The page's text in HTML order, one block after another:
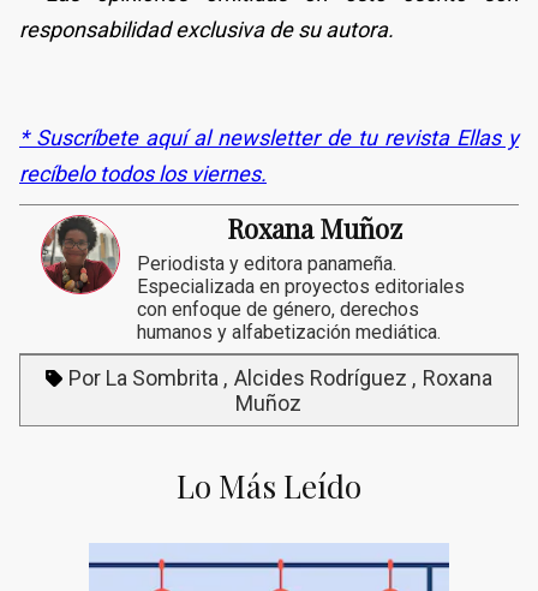
responsabilidad exclusiva de su autora.
* Suscríbete aquí al newsletter de tu revista Ellas y
recíbelo todos los viernes.
Roxana Muñoz
Periodista y editora panameña.
Especializada en proyectos editoriales
con enfoque de género, derechos
humanos y alfabetización mediática.
Por La Sombrita Alcides Rodríguez
Roxana
Muñoz
Lo Más Leído